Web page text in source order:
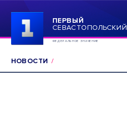
ПЕРВЫЙ
СЕВАСТОПОЛЬСКИЙ
ФЕДЕРАЛЬНОЕ ЗНАЧЕНИЕ
НОВОСТИ